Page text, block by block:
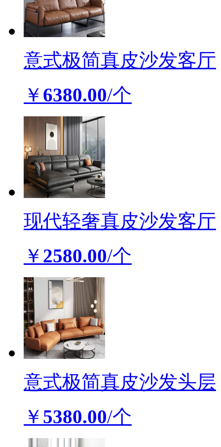
意式极简真皮沙发客厅
￥ 6380.00/个
现代轻奢真皮沙发客厅
￥ 2580.00/个
意式极简真皮沙发头层
￥ 5380.00/个